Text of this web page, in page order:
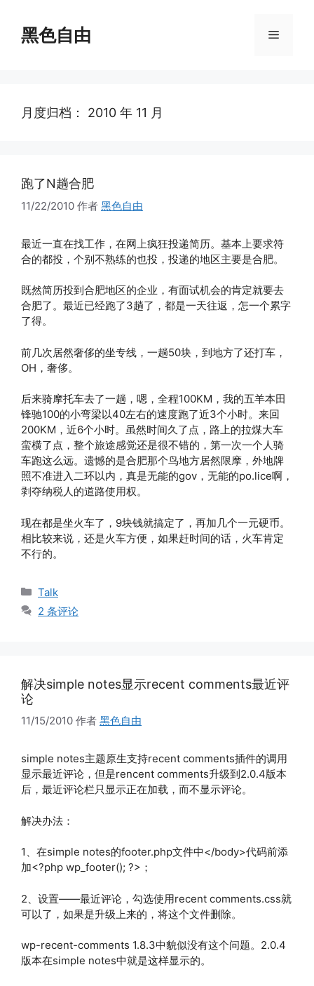
黑色自由 菜
月度归档： 2010 年 11 月
跑了N趟合肥
11/22/2010 作者 黑色自由
最近一直在找工作，在网上疯狂投递简历。基本上要求符
合的都投，个别不熟练的也投，投递的地区主要是合肥。
既然简历投到合肥地区的企业，有面试机会的肯定就要去
合肥了。最近已经跑了3趟了，都是一天往返，怎一个累字
了得。
前几次居然奢侈的坐专线，一趟50块，到地方了还打车，
OH，奢侈。
后来骑摩托车去了一趟，嗯，全程100KM，我的五羊本田
锋驰100的小弯梁以40左右的速度跑了近3个小时。来回
200KM，近6个小时。虽然时间久了点，路上的拉煤大车
蛮横了点，整个旅途感觉还是很不错的，第一次一个人骑
车跑这么远。遗憾的是合肥那个鸟地方居然限摩，外地牌
照不准进入二环以内，真是无能的gov，无能的po.lice啊，
剥夺纳税人的道路使用权。
现在都是坐火车了，9块钱就搞定了，再加几个一元硬币。
相比较来说，还是火车方便，如果赶时间的话，火车肯定
不行的。
分
类
Talk
2 条评论
解决simple notes显示recent comments最近评
论
11/15/2010 作者 黑色自由
simple notes主题原生支持recent comments插件的调用
显示最近评论，但是rencent comments升级到2.0.4版本
后，最近评论栏只显示正在加载，而不显示评论。
解决办法：
1、在simple notes的footer.php文件中</body>代码前添
加<?php wp_footer(); ?>；
2、设置——最近评论，勾选使用recent comments.css就
可以了，如果是升级上来的，将这个文件删除。
wp-recent-comments 1.8.3中貌似没有这个问题。2.0.4
版本在simple notes中就是这样显示的。